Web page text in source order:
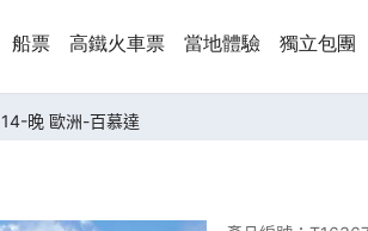
船票 高鐵火車票 當地體驗 獨立包團
14-晚 歐洲-百慕達